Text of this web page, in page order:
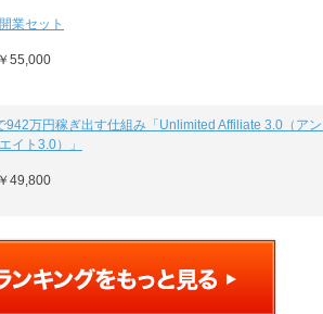
業セット
￥55,000
942万円稼ぎ出す仕組み「Unlimited Affiliate 3.0（ア
イト3.0）」
￥49,800